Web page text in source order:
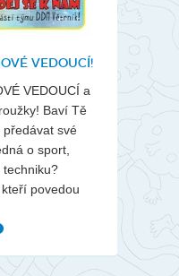
VEDOUCÍ!
VEDOUCÍ a
Baví Tě
předávat své
o sport,
povedou
ROK
Přinášíme
nového
2026
postupně
bude k
CELÝ